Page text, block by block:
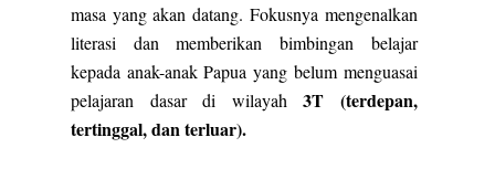
masa yang akan datang. Fokusnya mengenalkan
literasi dan memberikan bimbingan belajar
kepada anak-anak Papua yang belum menguasai
pelajaran dasar di wilayah3T (terdepan,
tertinggal, dan terluar).